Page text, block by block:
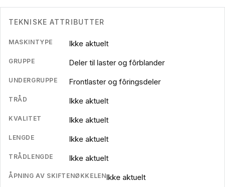
TEKNISKE ATTRIBUTTER
MASKINTYPE Ikke aktuelt
GRUPPE Deler til laster og fôrblander
UNDERGRUPPE Frontlaster og fôringsdeler
TRÅD Ikke aktuelt
KVALITET Ikke aktuelt
LENGDE Ikke aktuelt
TRÅDLENGDE Ikke aktuelt
ÅPNING AV SKIFTENØKKELENIkke aktuelt